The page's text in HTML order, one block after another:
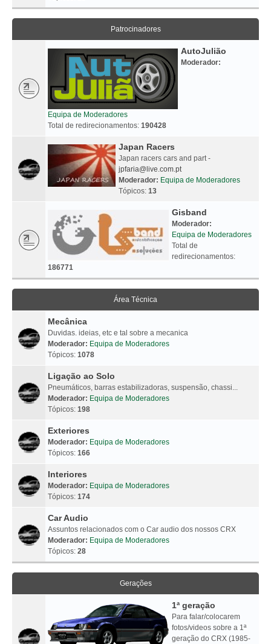
Patrocinadores
AutoJulião
Moderador:
Equipa de Moderadores
Total de redirecionamentos: 190428
Japan Racers
Japan racers cars and part -
jpfaria@live.com.pt
Moderador: Equipa de Moderadores
Tópicos: 13
Gisband
Moderador:
Equipa de Moderadores
Total de
redirecionamentos:
186771
Área Técnica
Mecânica
Duvidas. ideias, etc e tal sobre a mecanica
Moderador: Equipa de Moderadores
Tópicos: 1078
Ligação ao Solo
Pneumáticos, barras estabilizadoras, suspensão, chassi...
Moderador: Equipa de Moderadores
Tópicos: 198
Exteriores
Moderador: Equipa de Moderadores
Tópicos: 166
Interiores
Moderador: Equipa de Moderadores
Tópicos: 174
Car Audio
Assuntos relacionados com o Car audio dos nossos CRX
Moderador: Equipa de Moderadores
Tópicos: 28
Gerações
1ª geração
Para falar/colocarem
fotos/videos sobre a 1ª
geração do CRX (1985-